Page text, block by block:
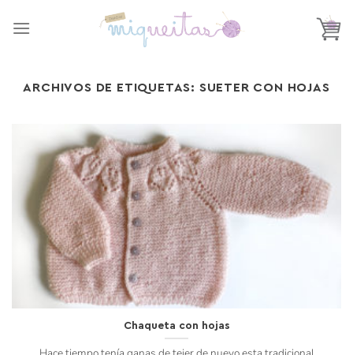
ARCHIVOS DE ETIQUETAS: SUETER CON HOJAS
Chaqueta con hojas